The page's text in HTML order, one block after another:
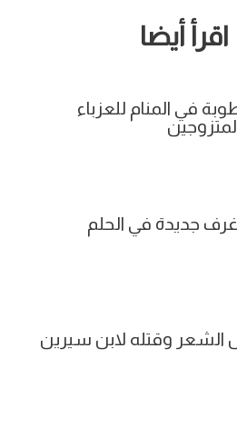
اقرأ أيضا
في المنام للعزباء
جديدة في الحلم
الشعر وقتله لابن سيرين